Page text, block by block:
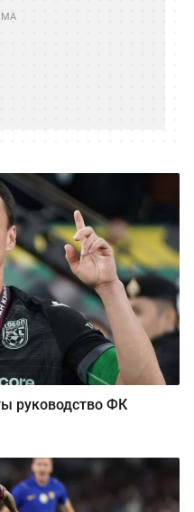
руководство ФК